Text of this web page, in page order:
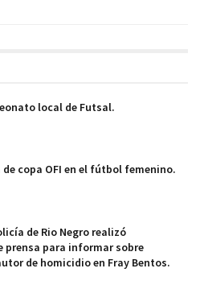
local de Futsal.
de copa OFI en el fútbol femenino.
de Rio Negro realizó
prensa para informar sobre
de homicidio en Fray Bentos.